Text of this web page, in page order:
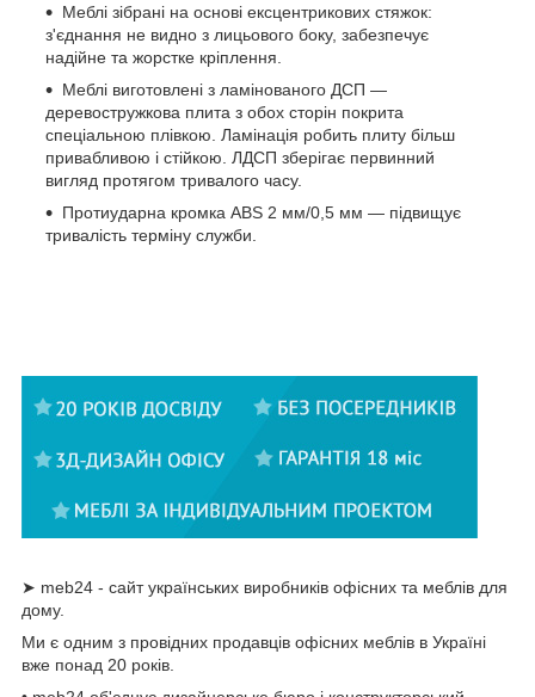
Меблі зібрані на основі ексцентрикових стяжок:
з'єднання не видно з лицьового боку, забезпечує
надійне та жорстке кріплення.
Меблі виготовлені з ламінованого ДСП —
деревостружкова плита з обох сторін покрита
спеціальною плівкою. Ламінація робить плиту більш
привабливою і стійкою. ЛДСП зберігає первинний
вигляд протягом тривалого часу.
Протиударна кромка ABS 2 мм/0,5 мм — підвищує
тривалість терміну служби.
➤ meb24 - сайт українських виробників офісних та меблів для
дому.
Ми є одним з провідних продавців офісних меблів в Україні
вже понад 20 років.